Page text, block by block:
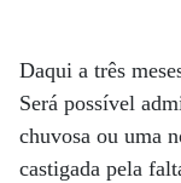
Daqui a três
Será possível
chuvosa ou uma
castigada pela